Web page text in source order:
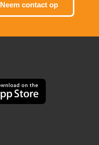
Neem contact op